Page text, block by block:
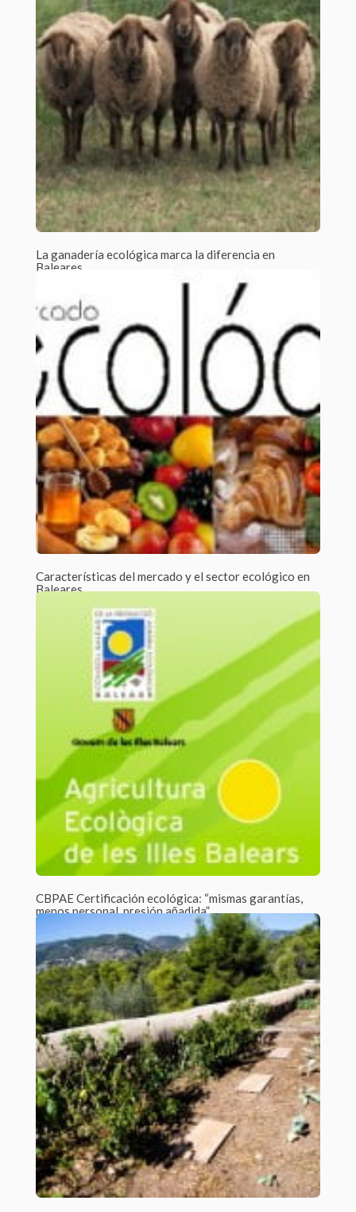
La ganadería ecológica marca la diferencia en
Baleares
Según un reciente estudio publicado por el Ministerio de
Agricultura, Alimentación y Medio Ambiente...
Características del mercado y el sector ecológico en
Baleares
Por Javier Tejera /0 Comments
Hace recientes fechas se ha publicado un estudio de
Investigación-Acción Participativa sobre la situación...
CBPAE Certificación ecológica: “mismas garantías,
menos personal, presión añadida”
Por Javier Tejera /0 Comments
Hemos hablado con Aina Calafat, directora técnica del
Consell Balear de la Producció Agrària...